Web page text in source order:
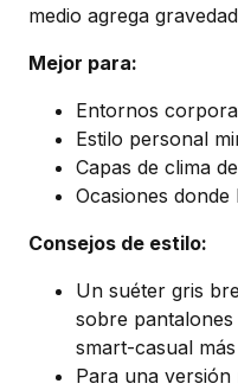
medio agrega
Mejor para:
Entornos
Estilo personal
Capas de clima
Ocasiones
Consejos de estilo:
Un suéter gris
sobre
smart-casual
Para una